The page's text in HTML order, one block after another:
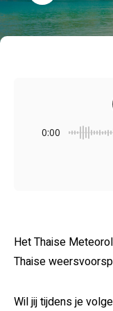
0:00
Het Thaise
Thaise
Wil jij tijdens je